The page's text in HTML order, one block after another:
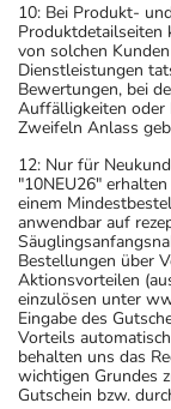
10: Bei Produkt-
Produktdetailseiten
von solchen
Dienstleistungen
Bewertungen, bei
Auffälligkeiten oder
Zweifeln Anlass
12: Nur für
"10NEU26"
einem
anwendbar auf
Bestellungen über
Aktionsvorteilen
einzulösen unter
Eingabe des
Vorteils
behalten uns das
wichtigen Grundes
Gutschein bzw.